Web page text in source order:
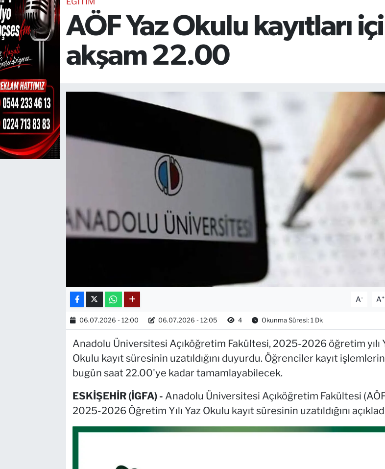
AÖF Yaz Okulu kayıtları
akşam 22.00
A- A+
06.07.2026 - 12:00 06.07.2026 - 12:05 4 Okunma Süresi: 1 Dk
Anadolu Üniversitesi Açıköğretim Fakültesi, 2025-2026 öğretim yılı
Okulu kayıt süresinin uzatıldığını duyurdu. Öğrenciler kayıt
bugün saat 22.00'ye kadar tamamlayabilecek.
ESKİŞEHİR (İGFA) - Anadolu Üniversitesi Açıköğretim Fakültesi
2025-2026 Öğretim Yılı Yaz Okulu kayıt süresinin uzatıldığını
TEKNOLOJİ
CANLI DİNLE
RESMİ İLANLAR
Gencsesfm Canlı Dinle